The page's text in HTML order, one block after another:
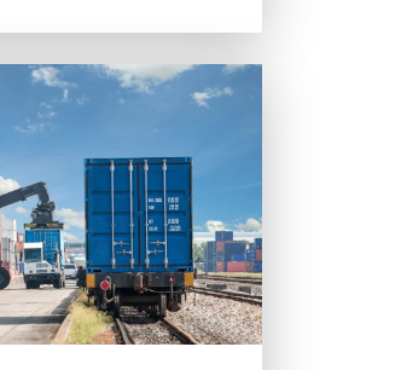
Индивидуальные и
ценности: в ЦенСИБ
завершилась летняя